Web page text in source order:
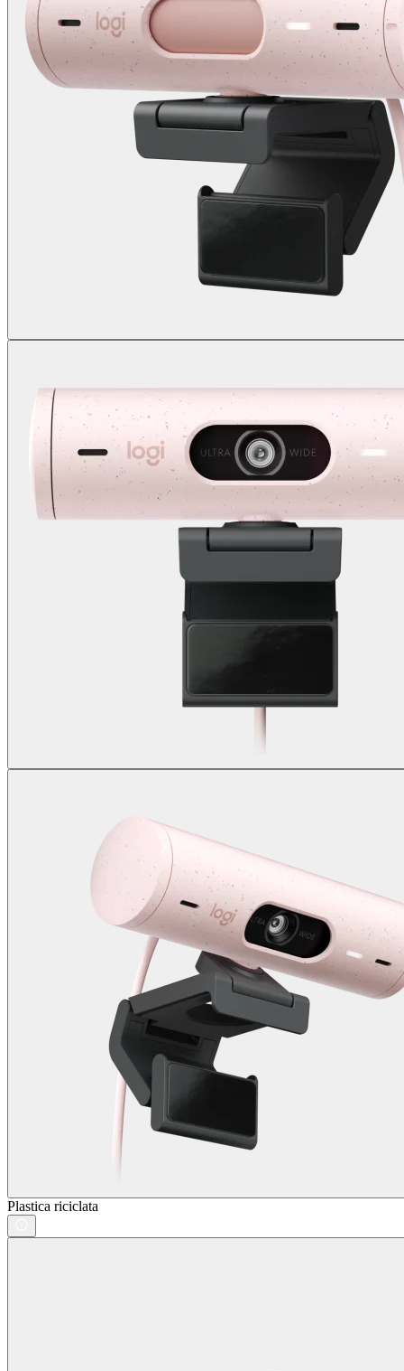
Plastica riciclata